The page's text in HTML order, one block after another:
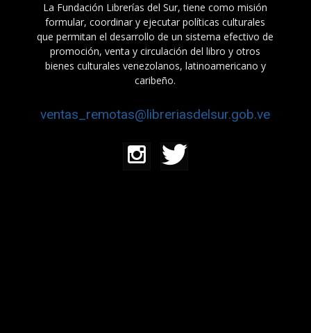
La Fundación Librerías del Sur, tiene como misión
formular, coordinar y ejecutar políticas culturales
que permitan el desarrollo de un sistema efectivo de
promoción, venta y circulación del libro y otros
bienes culturales venezolanos, latinoamericano y
caribeño.
ventas_remotas@libreriasdelsur.gob.ve